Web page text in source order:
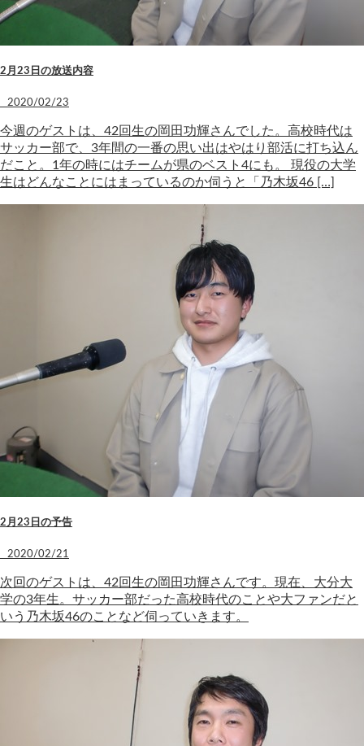
2月23日の放送内容
2020/02/23
今週のゲストは、42回生の岡田功輝さんでした。高校時代は
サッカー部で、3年間の一番の思い出はやはり部活に打ち込ん
だこと。1年の時にはチームが県のベスト4にも。 現役の大学
生はどんなことにはまっているのか伺うと「乃木坂46 […]
2月23日の予告
2020/02/21
次回のゲストは、42回生の岡田功輝さんです。現在、大分大
学の3年生。サッカー部だった高校時代のことや大ファンだと
いう乃木坂46のことなど伺っていきます。